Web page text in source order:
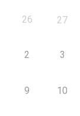
26 27
2 3
9 10